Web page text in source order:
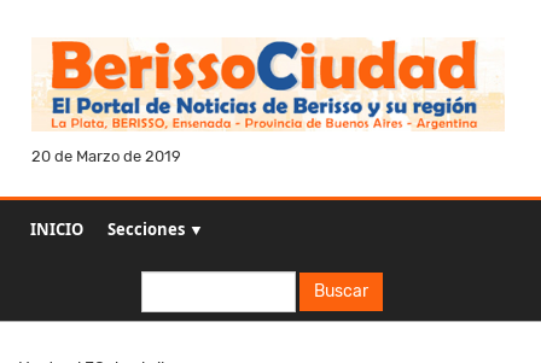
20 de Marzo de 2019
INICIO Secciones ▼
Buscar